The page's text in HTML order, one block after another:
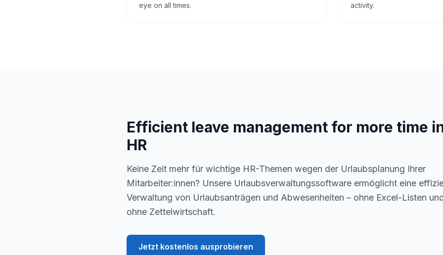
eye on all times.
activity.
Efficient leave management for more time
HR
Keine Zeit mehr für wichtige HR-Themen wegen der Urlaubsplanung Ihrer
Mitarbeiter:innen? Unsere Urlaubsverwaltungssoftware ermöglicht eine
Verwaltung von Urlaubsanträgen und Abwesenheiten – ohne Excel-Listen
ohne Zettelwirtschaft.
Jetzt kostenlos ausprobieren